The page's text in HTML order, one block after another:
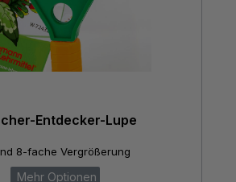
Entdecker-Lupe
8-fache Vergrößerung
Mehr Optionen